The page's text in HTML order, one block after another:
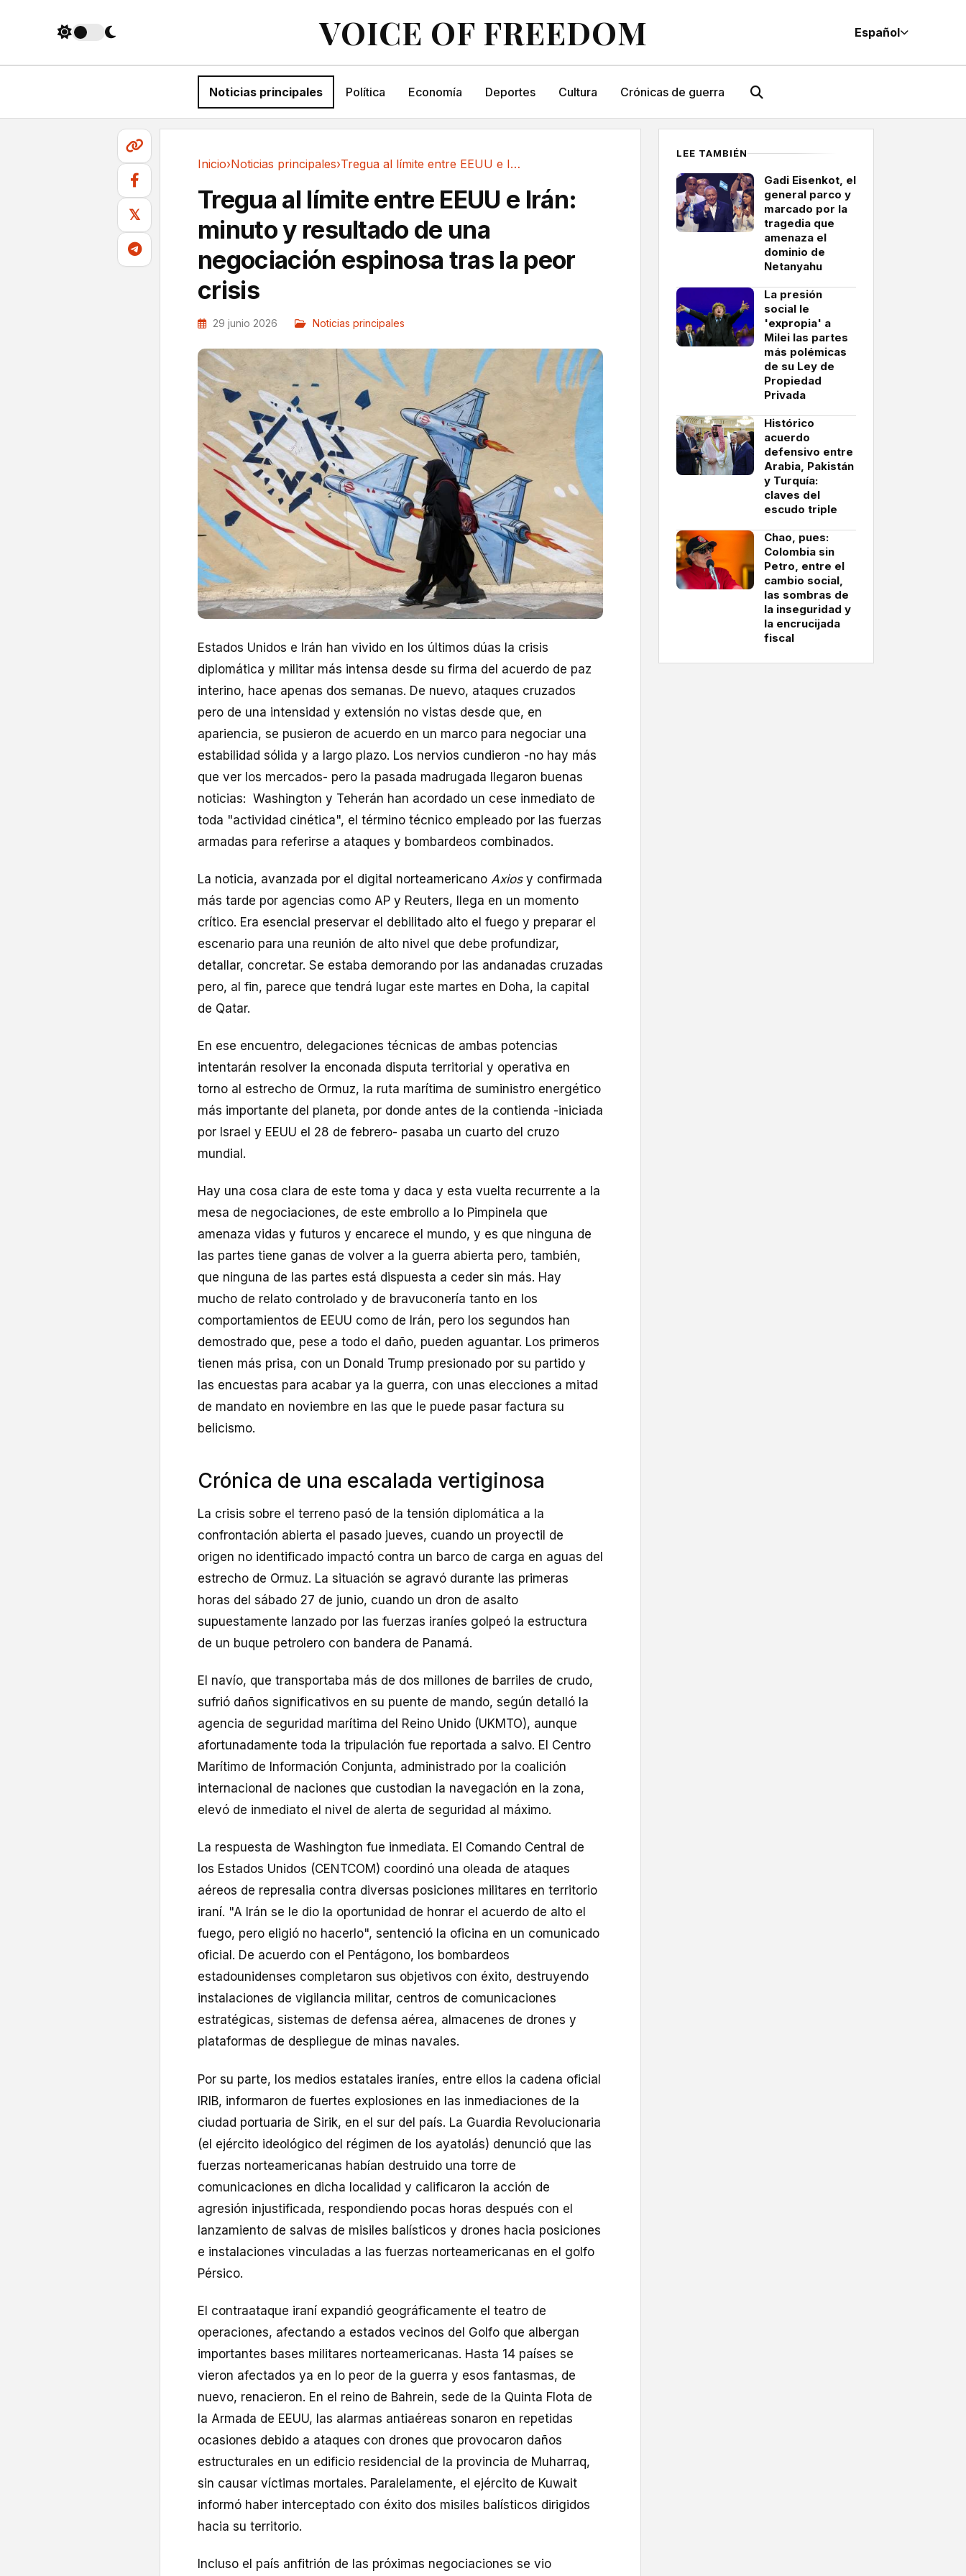
VOICE OF FREEDOM Español
Noticias principales Política Economía Deportes Cultura Crónicas de guerra
𝕏
Inicio›Noticias principales› Tregua al límite entre EEUU e Irán: minuto y...
Tregua al límite entre EEUU e Irán:
minuto y resultado de una
negociación espinosa tras la peor
crisis
29 junio 2026 Noticias principales
Estados Unidos e Irán han vivido en los últimos dúas la crisis
diplomática y militar más intensa desde su firma del acuerdo de paz
interino, hace apenas dos semanas. De nuevo, ataques cruzados
pero de una intensidad y extensión no vistas desde que, en
apariencia, se pusieron de acuerdo en un marco para negociar una
estabilidad sólida y a largo plazo. Los nervios cundieron -no hay más
que ver los mercados- pero la pasada madrugada llegaron buenas
noticias: Washington y Teherán han acordado un cese inmediato de
toda "actividad cinética", el término técnico empleado por las fuerzas
armadas para referirse a ataques y bombardeos combinados.
La noticia, avanzada por el digital norteamericano Axiosy confirmada
más tarde por agencias como AP y Reuters, llega en un momento
crítico. Era esencial preservar el debilitado alto el fuego y preparar el
escenario para una reunión de alto nivel que debe profundizar,
detallar, concretar. Se estaba demorando por las andanadas cruzadas
pero, al fin, parece que tendrá lugar este martes en Doha, la capital
de Qatar.
En ese encuentro, delegaciones técnicas de ambas potencias
intentarán resolver la enconada disputa territorial y operativa en
torno al estrecho de Ormuz, la ruta marítima de suministro energético
más importante del planeta, por donde antes de la contienda -iniciada
por Israel y EEUU el 28 de febrero- pasaba un cuarto del cruzo
mundial.
Hay una cosa clara de este toma y daca y esta vuelta recurrente a la
mesa de negociaciones, de este embrollo a lo Pimpinela que
amenaza vidas y futuros y encarece el mundo, y es que ninguna de
las partes tiene ganas de volver a la guerra abierta pero, también,
que ninguna de las partes está dispuesta a ceder sin más. Hay
mucho de relato controlado y de bravuconería tanto en los
comportamientos de EEUU como de Irán, pero los segundos han
demostrado que, pese a todo el daño, pueden aguantar. Los primeros
tienen más prisa, con un Donald Trump presionado por su partido y
las encuestas para acabar ya la guerra, con unas elecciones a mitad
de mandato en noviembre en las que le puede pasar factura su
belicismo.
Crónica de una escalada vertiginosa
La crisis sobre el terreno pasó de la tensión diplomática a la
confrontación abierta el pasado jueves, cuando un proyectil de
origen no identificado impactó contra un barco de carga en aguas del
estrecho de Ormuz. La situación se agravó durante las primeras
horas del sábado 27 de junio, cuando un dron de asalto
supuestamente lanzado por las fuerzas iraníes golpeó la estructura
de un buque petrolero con bandera de Panamá.
El navío, que transportaba más de dos millones de barriles de crudo,
sufrió daños significativos en su puente de mando, según detalló la
agencia de seguridad marítima del Reino Unido (UKMTO), aunque
afortunadamente toda la tripulación fue reportada a salvo. El Centro
Marítimo de Información Conjunta, administrado por la coalición
internacional de naciones que custodian la navegación en la zona,
elevó de inmediato el nivel de alerta de seguridad al máximo.
La respuesta de Washington fue inmediata. El Comando Central de
los Estados Unidos (CENTCOM) coordinó una oleada de ataques
aéreos de represalia contra diversas posiciones militares en territorio
iraní. "A Irán se le dio la oportunidad de honrar el acuerdo de alto el
fuego, pero eligió no hacerlo", sentenció la oficina en un comunicado
oficial. De acuerdo con el Pentágono, los bombardeos
estadounidenses completaron sus objetivos con éxito, destruyendo
instalaciones de vigilancia militar, centros de comunicaciones
estratégicas, sistemas de defensa aérea, almacenes de drones y
plataformas de despliegue de minas navales.
Por su parte, los medios estatales iraníes, entre ellos la cadena oficial
IRIB, informaron de fuertes explosiones en las inmediaciones de la
ciudad portuaria de Sirik, en el sur del país. La Guardia Revolucionaria
(el ejército ideológico del régimen de los ayatolás) denunció que las
fuerzas norteamericanas habían destruido una torre de
comunicaciones en dicha localidad y calificaron la acción de
agresión injustificada, respondiendo pocas horas después con el
lanzamiento de salvas de misiles balísticos y drones hacia posiciones
e instalaciones vinculadas a las fuerzas norteamericanas en el golfo
Pérsico.
El contraataque iraní expandió geográficamente el teatro de
operaciones, afectando a estados vecinos del Golfo que albergan
importantes bases militares norteamericanas. Hasta 14 países se
vieron afectados ya en lo peor de la guerra y esos fantasmas, de
nuevo, renacieron. En el reino de Bahrein, sede de la Quinta Flota de
la Armada de EEUU, las alarmas antiaéreas sonaron en repetidas
ocasiones debido a ataques con drones que provocaron daños
estructurales en un edificio residencial de la provincia de Muharraq,
sin causar víctimas mortales. Paralelamente, el ejército de Kuwait
informó haber interceptado con éxito dos misiles balísticos dirigidos
hacia su territorio.
Incluso el país anfitrión de las próximas negociaciones se vio
LEE TAMBIÉN
Gadi Eisenkot, el
general parco y
marcado por la
tragedia que
amenaza el
dominio de
Netanyahu
La presión
social le
'expropia' a
Milei las partes
más polémicas
de su Ley de
Propiedad
Privada
Histórico
acuerdo
defensivo entre
Arabia, Pakistán
y Turquía:
claves del
escudo triple
Chao, pues:
Colombia sin
Petro, entre el
cambio social,
las sombras de
la inseguridad y
la encrucijada
fiscal